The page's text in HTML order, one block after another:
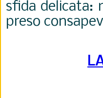
sfida delicata:
preso